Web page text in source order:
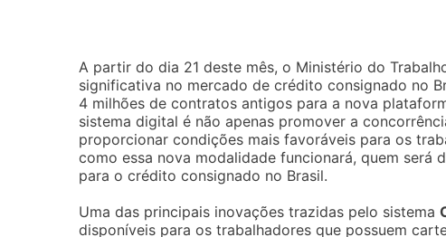
A partir do dia 21 deste mês, o Ministério do
significativa no mercado de crédito consignado no
4 milhões de contratos antigos para a nova
sistema digital é não apenas promover a
proporcionar condições mais favoráveis para os
como essa nova modalidade funcionará, quem
para o crédito consignado no Brasil.
Uma das principais inovações trazidas pelo sistema
disponíveis para os trabalhadores que possuem